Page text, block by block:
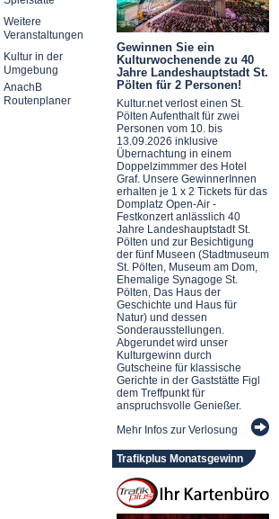
Weitere
Veranstaltungen
Kultur in der
Umgebung
AnachB
Routenplaner
Gewinnen Sie ein
Kulturwochenende zu 40
Jahre Landeshauptstadt St.
Pölten für 2 Personen!
Kultur.net verlost einen St.
Pölten Aufenthalt für zwei
Personen vom 10. bis
13.09.2026 inklusive
Übernachtung in einem
Doppelzimmmer des Hotel
Graf. Unsere GewinnerInnen
erhalten je 1 x 2 Tickets für das
Domplatz Open-Air -
Festkonzert anlässlich 40
Jahre Landeshauptstadt St.
Pölten und zur Besichtigung
der fünf Museen (Stadtmuseum
St. Pölten, Museum am Dom,
Ehemalige Synagoge St.
Pölten, Das Haus der
Geschichte und Haus für
Natur) und dessen
Sonderausstellungen.
Abgerundet wird unser
Kulturgewinn durch
Gutscheine für klassische
Gerichte in der Gaststätte Figl
dem Treffpunkt für
anspruchsvolle Genießer.
Mehr Infos zur Verlosung
Trafikplus Monatsgewinn